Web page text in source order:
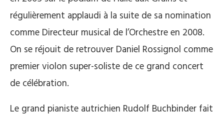
régulièrement applaudi à la suite de sa nomination
comme Directeur musical de l’Orchestre en 2008.
On se réjouit de retrouver Daniel Rossignol comme
premier violon super-soliste de ce grand concert
de célébration.
Le grand pianiste autrichien Rudolf Buchbinder fait